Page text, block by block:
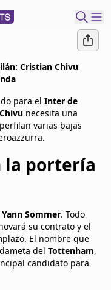
Cristian Chivu
para el Inter de
necesita una
varias bajas
portería
Yann Sommer. Todo
su contrato y el
El nombre que
del Tottenham,
candidato para